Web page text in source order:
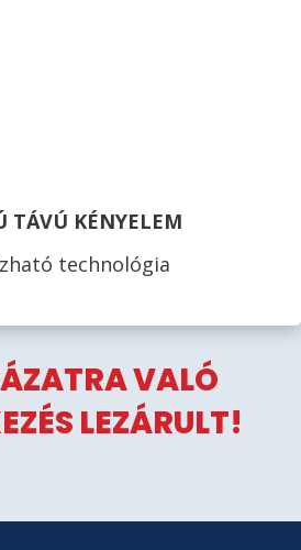
TÁVÚ KÉNYELEM
technológia
VALÓ
LEZÁRULT!